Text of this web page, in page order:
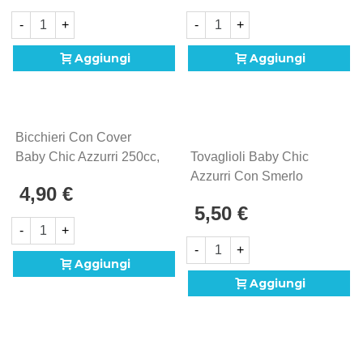
- +
Aggiungi
- +
Aggiungi
Bicchieri Con Cover
Baby Chic Azzurri 250cc,
4,90 €
- +
Aggiungi
Tovaglioli Baby Chic
Azzurri Con Smerlo
5,50 €
- +
Aggiungi